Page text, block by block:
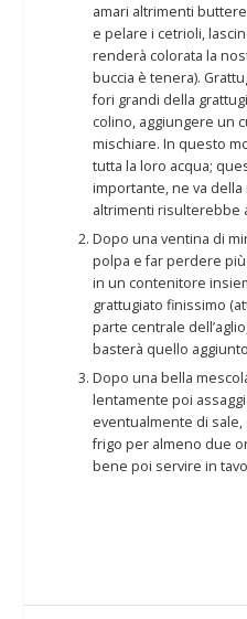
amari altrimenti
e pelare i cetrioli,
renderà colorata la
buccia è tenera).
fori grandi della
colino, aggiungere un
mischiare. In questo
tutta la loro acqua;
importante, ne va
altrimenti risulterebbe
Dopo una ventina di minuti strizzate tra le mani la
polpa e far perdere
in un contenitore
grattugiato finissimo
parte centrale
basterà quello
Dopo una bella mescolata, aggiungere l’olio
lentamente poi
eventualmente di
frigo per almeno due
bene poi servire in